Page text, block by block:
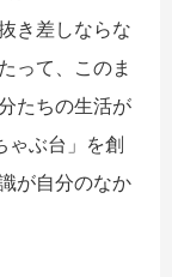
き差しならな
って、このま
たちの生活が
ゃぶ台」を創
が自分のなか